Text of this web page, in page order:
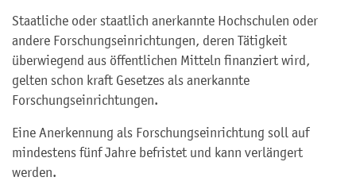
Staatliche oder staatlich anerkannte Hochschulen oder
andere Forschungseinrichtungen, deren Tätigkeit
überwiegend aus öffentlichen Mitteln finanziert wird,
gelten schon kraft Gesetzes als anerkannte
Forschungseinrichtungen.
Eine Anerkennung als Forschungseinrichtung soll auf
mindestens fünf Jahre befristet und kann verlängert
werden.